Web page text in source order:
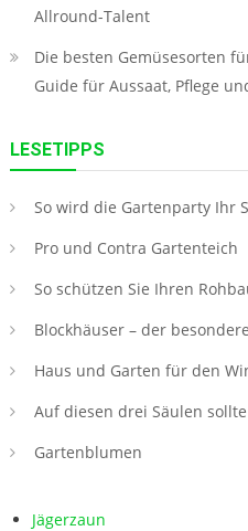
Allround-Talent
Die besten Gemüsesorten
Guide für Aussaat, Pflege
LESETIPPS
So wird die Gartenparty Ihr
Pro und Contra Gartenteich
So schützen Sie Ihren
Blockhäuser – der
Haus und Garten für den
Auf diesen drei Säulen
Gartenblumen
Jägerzaun